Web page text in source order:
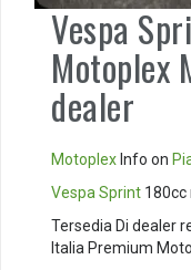
Vespa
Motoplex
dealer
Motoplex Info on
Vespa Sprint 180cc
Tersedia Di dealer
Italia Premium